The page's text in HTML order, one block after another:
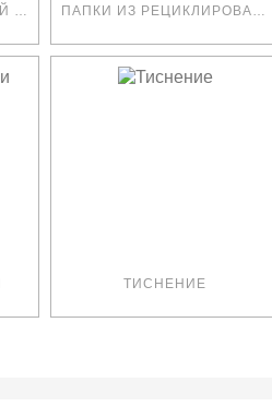
ПАПКИ ИЗ НАТУРАЛЬНОЙ КОЖИ ПАПКИ ИЗ РЕЦИКЛИРОВАННОЙ КОЖИ
ТИСНЕНИЕ